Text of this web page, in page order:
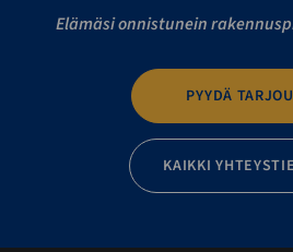
Elämäsi onnistunein
PYYDÄ
KAIKKI